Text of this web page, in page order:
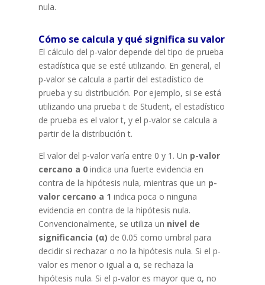
nula.
Cómo se calcula y qué significa su valor
El cálculo del p-valor depende del tipo de prueba
estadística que se esté utilizando. En general, el
p-valor se calcula a partir del estadístico de
prueba y su distribución. Por ejemplo, si se está
utilizando una prueba t de Student, el estadístico
de prueba es el valor t, y el p-valor se calcula a
partir de la distribución t.
El valor del p-valor varía entre 0 y 1. Un p-valor
cercano a 0indica una fuerte evidencia en
contra de la hipótesis nula, mientras que un p-
valor cercano a 1 indica poca o ninguna
evidencia en contra de la hipótesis nula.
Convencionalmente, se utiliza un nivel de
significancia (α) de 0.05 como umbral para
decidir si rechazar o no la hipótesis nula. Si el p-
valor es menor o igual a α, se rechaza la
hipótesis nula. Si el p-valor es mayor que α, no